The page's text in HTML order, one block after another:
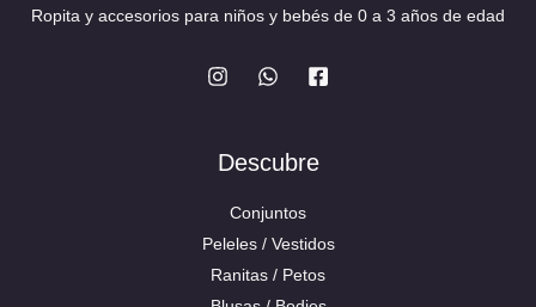
Ropita y accesorios para niños y bebés de 0 a 3 años de edad
Descubre
Conjuntos
Peleles / Vestidos
Ranitas / Petos